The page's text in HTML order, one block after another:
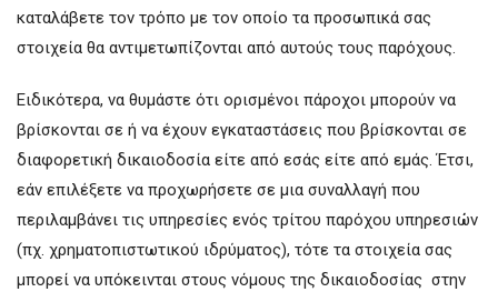
καταλάβετε τον τρόπο με τον οποίο τα προσωπικά σας
στοιχεία θα αντιμετωπίζονται από αυτούς τους παρόχους.
Ειδικότερα, να θυμάστε ότι ορισμένοι πάροχοι μπορούν να
βρίσκονται σε ή να έχουν εγκαταστάσεις που βρίσκονται σε
διαφορετική δικαιοδοσία είτε από εσάς είτε από εμάς. Έτσι,
εάν επιλέξετε να προχωρήσετε σε μια συναλλαγή που
περιλαμβάνει τις υπηρεσίες ενός τρίτου παρόχου υπηρεσιών
(πχ. χρηματοπιστωτικού ιδρύματος), τότε τα στοιχεία σας
μπορεί να υπόκεινται στους νόμους της δικαιοδοσίας στην